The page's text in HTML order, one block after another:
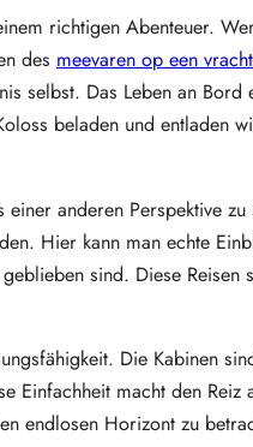
richtigen Abenteuer.
des meevaren op een
selbst. Das Leben an Bord
beladen und entladen
anderen Perspektive
Hier kann man echte
sind. Diese
Die Kabinen
Einfachheit macht den Reiz
endlosen Horizont zu